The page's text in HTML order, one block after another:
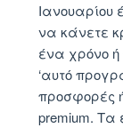
Ιανουαρίου
να κάνετε
ένα χρόνο ή
‘αυτό
προσφορές
premium. Τα